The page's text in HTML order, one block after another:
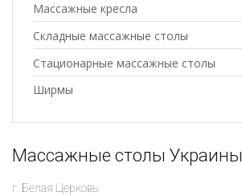
Массажные кресла
Складные массажные столы
Стационарные массажные столы
Ширмы
Массажные столы Украины
г. Белая Церковь